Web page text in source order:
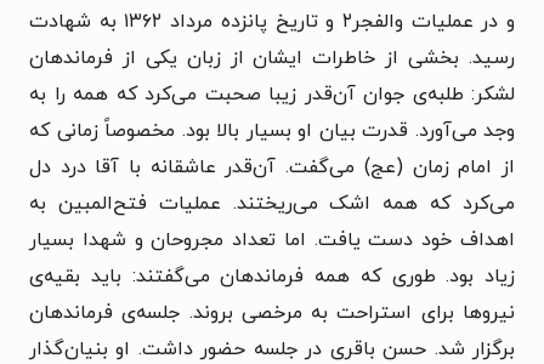
و در عملیات والفجر۲ و تاریخ پانزده مرداد ۱۳۶۲ به شهادت
رسید. بخشی از خاطرات ایشان از زبان یکی از فرماندهان
لشکر: طلبه‌ی جوان آن‌قدر زیبا صحبت می‌کرد که همه را به
وجد می‌آورد. قدرت بیان او بسیار بالا بود. مخصوصاً زمانی که
از امام زمان (عج) می‌گفت. آن‌قدر عاشقانه با آقا درد دل
می‌کرد که همه اشک می‌ریختند. عملیات فتح‌المبین به
اهداف خود دست یافت. اما تعداد مجروحان و شهدا بسیار
زیاد بود. طوری که همه فرماندهان می‌گفتند: باید بقیه‌ی
نیروها برای استراحت به مرخصی بروند. جلسه‌ی فرماندهان
برگزار شد. حسن باقری در جلسه حضور داشت. او بنیان‌گذار